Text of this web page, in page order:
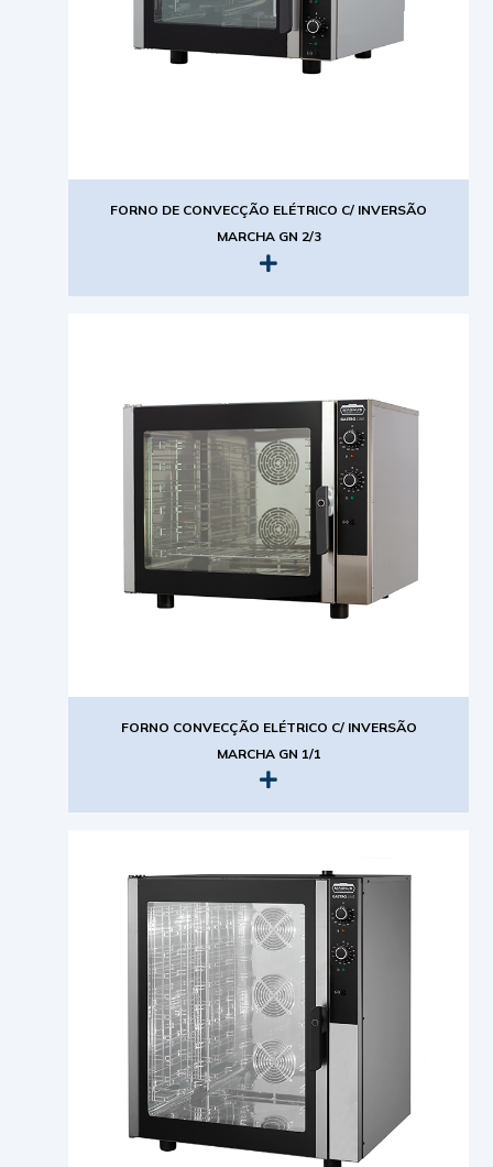
FORNO DE CONVECÇÃO ELÉTRICO C/ INVERSÃO
MARCHA GN 2/3
FORNO CONVECÇÃO ELÉTRICO C/ INVERSÃO
MARCHA GN 1/1